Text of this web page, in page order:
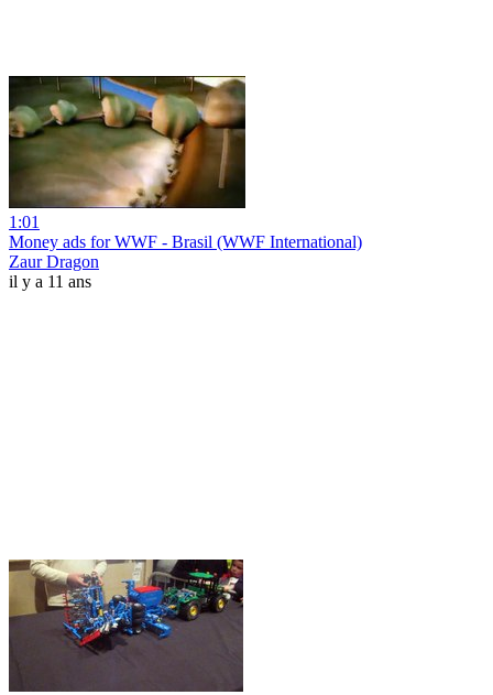
1:01
Money ads for WWF - Brasil (WWF International)
Zaur Dragon
il y a 11 ans